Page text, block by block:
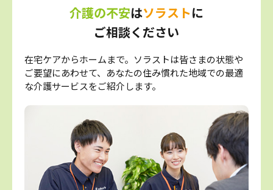
介護の不安はソラストに
ご相談ください
在宅ケアからホームまで。ソラストは皆さまの状態や
ご要望にあわせて、あなたの住み慣れた地域での最適
な介護サービスをご紹介します。